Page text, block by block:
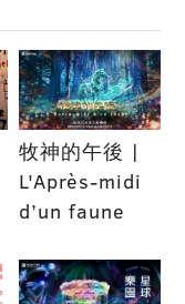
牧神的午後 |
L'Après-midi
d’un faune